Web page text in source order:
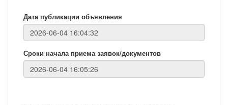
Дата публикации объявления
Сроки начала приема заявок/документов